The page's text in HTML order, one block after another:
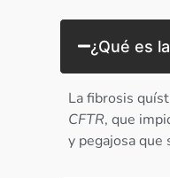
¿Qué es
La fibrosis
CFTR, que
y pegajosa